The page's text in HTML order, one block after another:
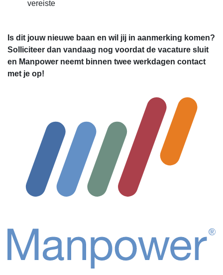
vereiste
Is dit jouw nieuwe baan en wil jij in aanmerking komen?
Solliciteer dan vandaag nog voordat de vacature sluit
en Manpower neemt binnen twee werkdagen contact
met je op!